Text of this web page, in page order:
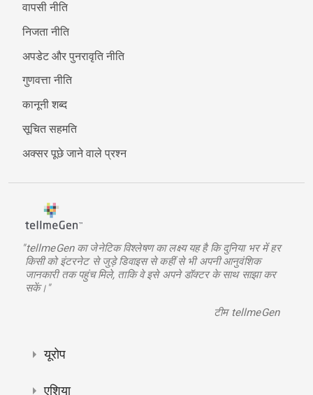
वापसी नीति
निजता नीति
अपडेट और पुनरावृति नीति
गुणवत्ता नीति
कानूनी शब्द
सूचित सहमति
अक्सर पूछे जाने वाले प्रश्न
"tellmeGen का जेनेटिक विश्लेषण का लक्ष्य यह है कि दुनिया भर में हर
किसी को इंटरनेट से जुड़े डिवाइस से कहीं से भी अपनी आनुवंशिक
जानकारी तक पहुंच मिले, ताकि वे इसे अपने डॉक्टर के साथ साझा कर
सकें।"
टीम tellmeGen
यूरोप
एशिया